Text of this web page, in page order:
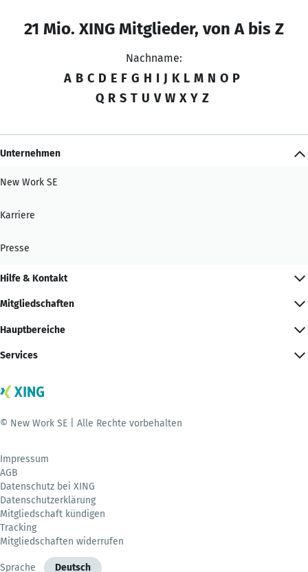
21 Mio. XING Mitglieder, von A bis Z
Nachname:
A B C D E F G H I J K L M N O P
Q R S T U V W X Y Z
Unternehmen
New Work SE
Karriere
Presse
Hilfe & Kontakt
Mitgliedschaften
Hauptbereiche
Services
© New Work SE | Alle Rechte vorbehalten
Impressum
AGB
Datenschutz bei XING
Datenschutzerklärung
Mitgliedschaft kündigen
Tracking
Mitgliedschaften widerrufen
Sprache Deutsch